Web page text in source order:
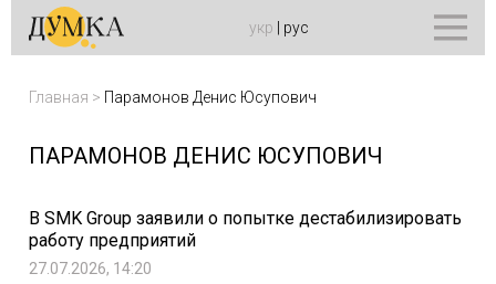
укр рус
Главная > Парамонов Денис Юсупович
ПАРАМОНОВ ДЕНИС ЮСУПОВИЧ
В SMK Group заявили о попытке дестабилизировать
работу предприятий
27.07.2026, 14:20